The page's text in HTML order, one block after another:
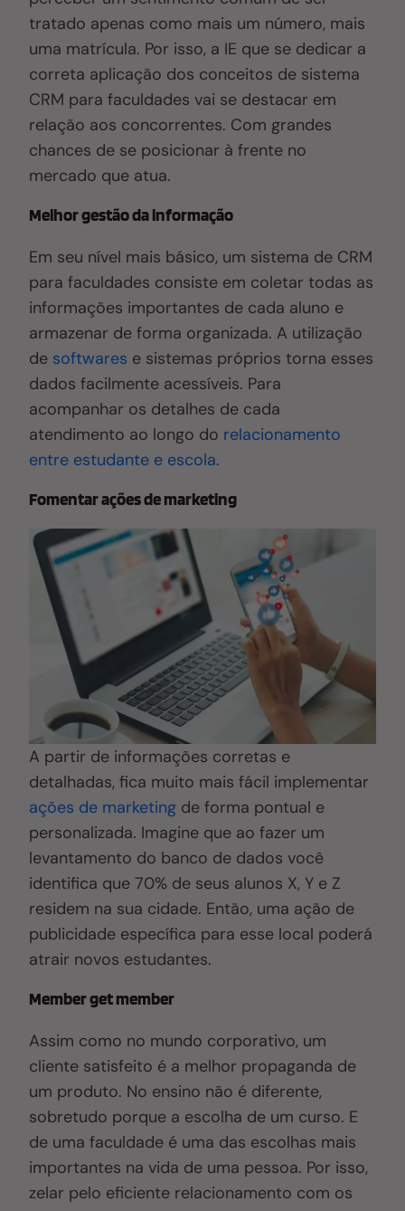
tratado apenas como mais um número, mais
uma matrícula. Por isso, a IE que se dedicar a
correta aplicação dos conceitos de sistema
CRM para faculdades vai se destacar em
relação aos concorrentes. Com grandes
chances de se posicionar à frente no
mercado que atua.
Melhor gestão da informação
Em seu nível mais básico, um sistema de CRM
para faculdades consiste em coletar todas as
informações importantes de cada aluno e
armazenar de forma organizada. A utilização
de softwares e sistemas próprios torna esses
dados facilmente acessíveis. Para
acompanhar os detalhes de cada
atendimento ao longo do relacionamento
entre estudante e escola.
Fomentar ações de marketing
A partir de informações corretas e
detalhadas, fica muito mais fácil implementar
ações de marketing de forma pontual e
personalizada. Imagine que ao fazer um
levantamento do banco de dados você
identifica que 70% de seus alunos X, Y e Z
residem na sua cidade. Então, uma ação de
publicidade específica para esse local poderá
atrair novos estudantes.
Member get member
Assim como no mundo corporativo, um
cliente satisfeito é a melhor propaganda de
um produto. No ensino não é diferente,
sobretudo porque a escolha de um curso. E
de uma faculdade é uma das escolhas mais
importantes na vida de uma pessoa. Por isso,
zelar pelo eficiente relacionamento com os